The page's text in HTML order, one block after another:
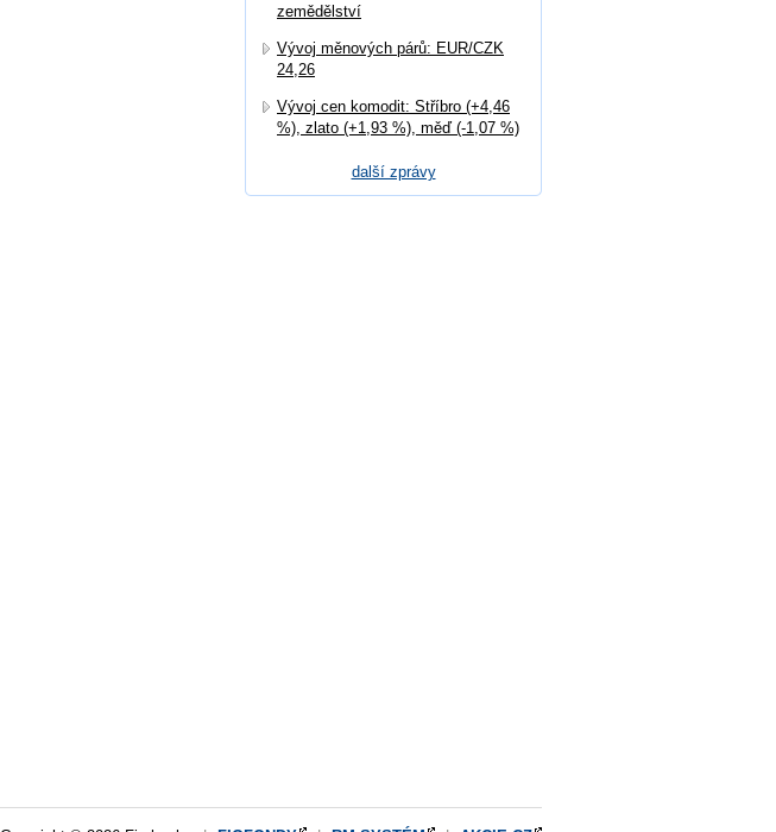
zemědělství
Vývoj měnových párů: EUR/CZK
24,26
Vývoj cen komodit: Stříbro (+4,46
%), zlato (+1,93 %), měď (-1,07 %)
další zprávy